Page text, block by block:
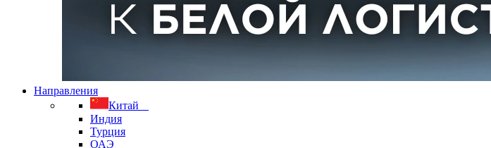
Направления
Китай
Индия
Турция
ОАЭ